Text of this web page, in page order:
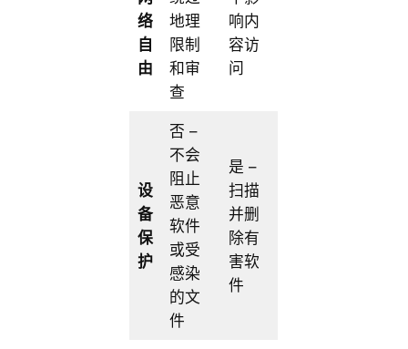
络
自
由
地理
限制
和审
查
响内
容访
问
设
备
保
护
否 –
不会
阻止
恶意
软件
或受
感染
的文
件
是 –
扫描
并删
除有
害软
件